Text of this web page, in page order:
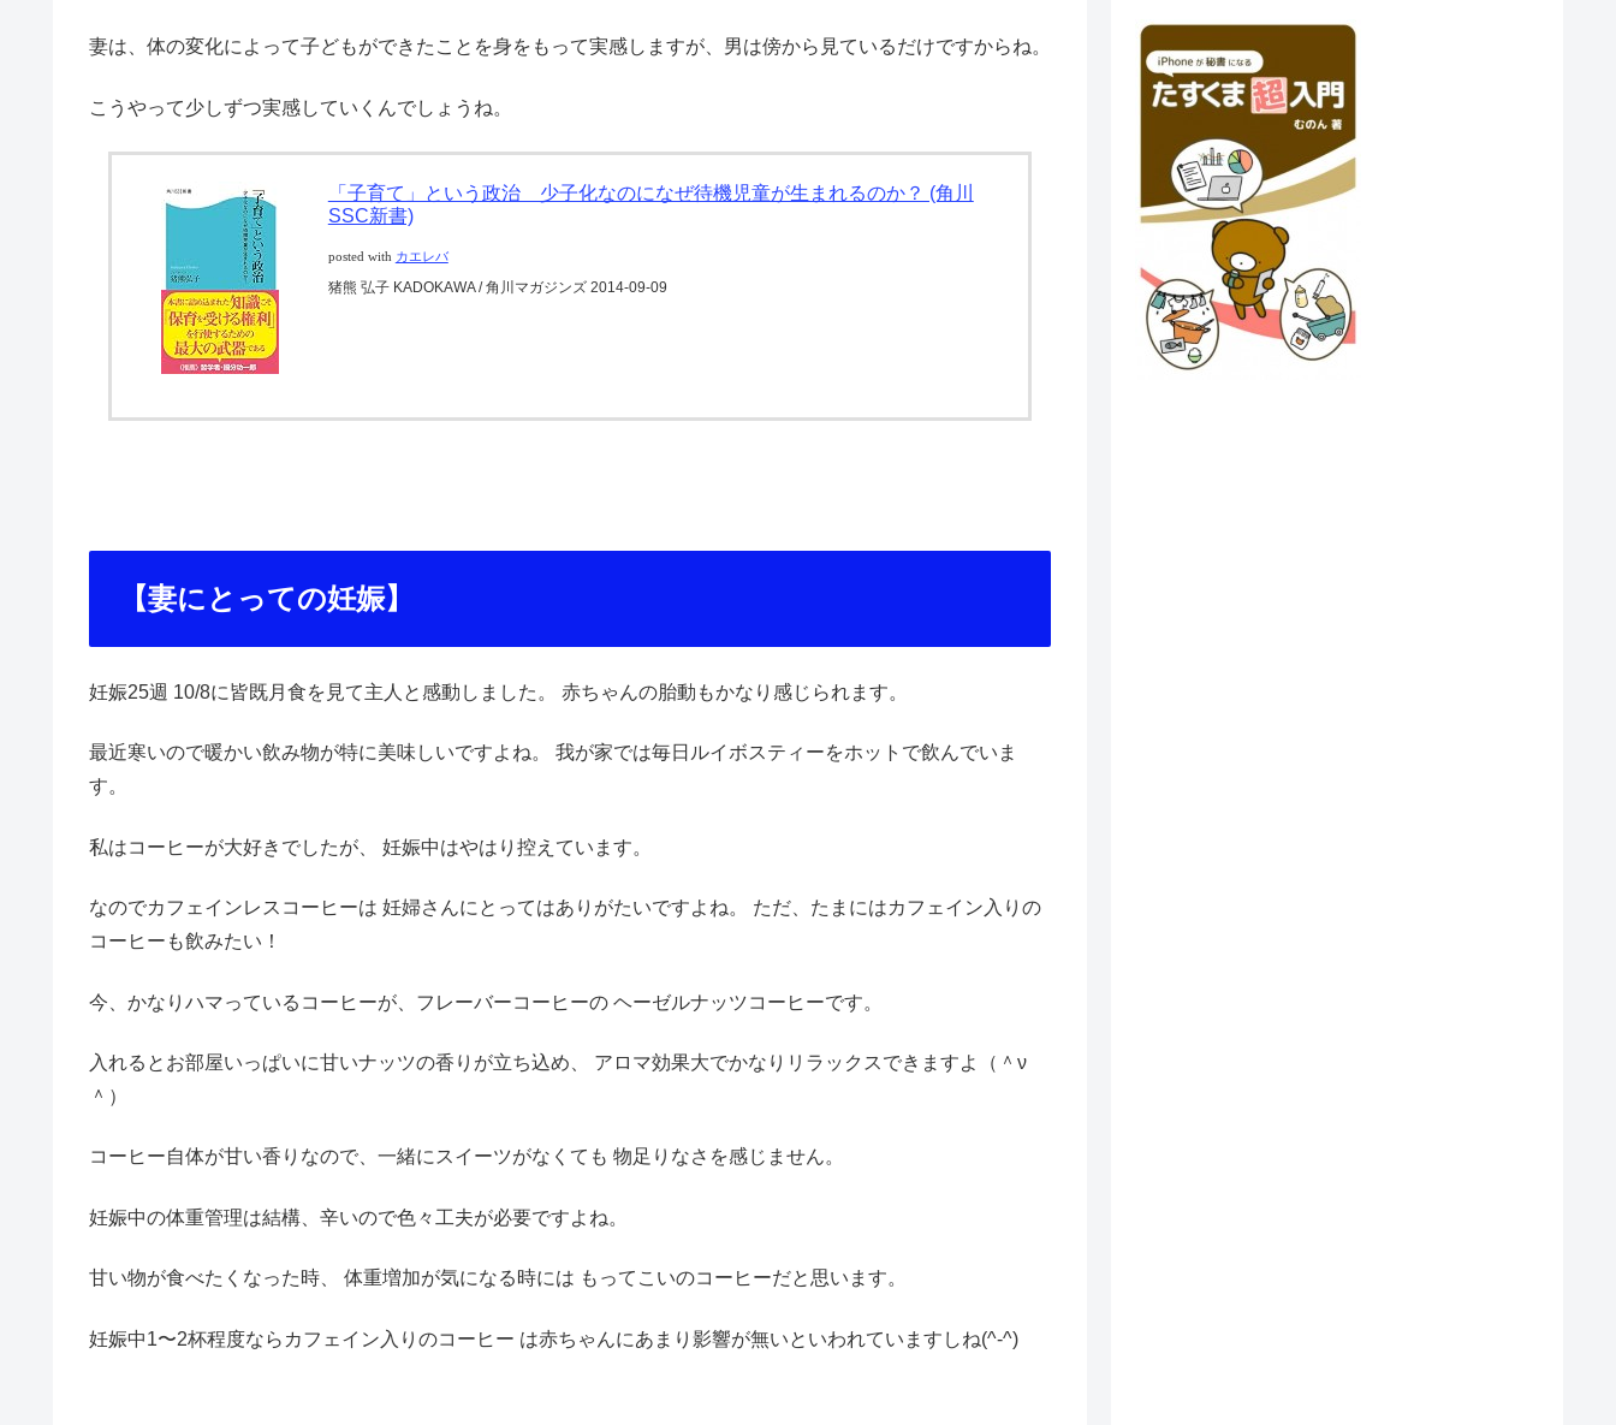
妻は、体の変化によって子どもができたことを身をもって実感しますが、男は傍から見ているだけですからね。
こうやって少しずつ実感していくんでしょうね。
「子育て」という政治 少子化なのになぜ待機児童が生まれるのか？ (角川
SSC新書)
posted with カエレバ
猪熊 弘子 KADOKAWA / 角川マガジンズ 2014-09-09
【妻にとっての妊娠】
妊娠25週 10/8に皆既月食を見て主人と感動しました。 赤ちゃんの胎動もかなり感じられます。
最近寒いので暖かい飲み物が特に美味しいですよね。 我が家では毎日ルイボスティーをホットで飲んでいま
す。
私はコーヒーが大好きでしたが、 妊娠中はやはり控えています。
なのでカフェインレスコーヒーは 妊婦さんにとってはありがたいですよね。 ただ、たまにはカフェイン入りの
コーヒーも飲みたい！
今、かなりハマっているコーヒーが、フレーバーコーヒーの ヘーゼルナッツコーヒーです。
入れるとお部屋いっぱいに甘いナッツの香りが立ち込め、 アロマ効果大でかなりリラックスできますよ（＾ν
＾）
コーヒー自体が甘い香りなので、一緒にスイーツがなくても 物足りなさを感じません。
妊娠中の体重管理は結構、辛いので色々工夫が必要ですよね。
甘い物が食べたくなった時、 体重増加が気になる時には もってこいのコーヒーだと思います。
妊娠中1〜2杯程度ならカフェイン入りのコーヒー は赤ちゃんにあまり影響が無いといわれていますしね(^-^)